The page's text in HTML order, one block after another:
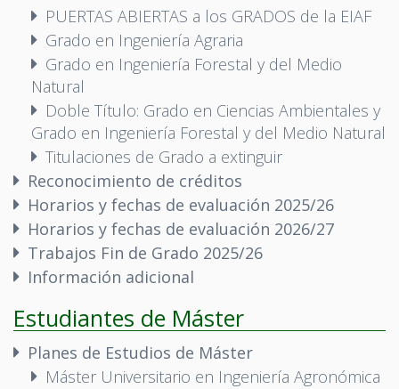
PUERTAS ABIERTAS a los GRADOS de la EIAF
Grado en Ingeniería Agraria
Grado en Ingeniería Forestal y del Medio
Natural
Doble Título: Grado en Ciencias Ambientales y
Grado en Ingeniería Forestal y del Medio Natural
Titulaciones de Grado a extinguir
Reconocimiento de créditos
Horarios y fechas de evaluación 2025/26
Horarios y fechas de evaluación 2026/27
Trabajos Fin de Grado 2025/26
Información adicional
Estudiantes de Máster
Planes de Estudios de Máster
Máster Universitario en Ingeniería Agronómica